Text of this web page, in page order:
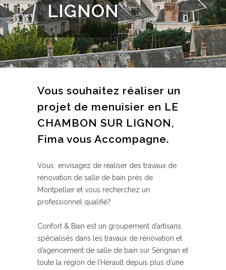
LIGNON
Vous souhaitez réaliser un
projet de menuisier en LE
CHAMBON SUR LIGNON,
Fima vous Accompagne.
Vous envisagez de réaliser des travaux de
rénovation de salle de bain près de
Montpellier et vous recherchez un
professionnel qualifié?
Confort & Bain est un groupement d’artisans
spécialisés dans les travaux de rénovation et
d’agencement de salle de bain sur Sérignan et
toute la région de l’Hérault depuis plus d’une